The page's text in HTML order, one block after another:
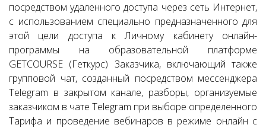
посредством удаленного доступа через сеть Интернет,
с использованием специально предназначенного для
этой цели доступа к Личному кабинету онлайн-
программы на образовательной платформе
GETCOURSE (Геткурс) Заказчика, включающий также
групповой чат, созданный посредством мессенджера
Telegram в закрытом канале, разборы, организуемые
заказчиком в чате Telegram при выборе определенного
Тарифа и проведение вебинаров в режиме онлайн с